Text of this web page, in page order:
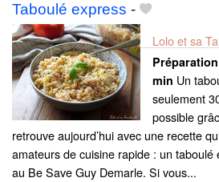
Taboulé express -
Lolo et sa
min Un
seulement
possible
retrouve aujourd’hui avec une recette
amateurs de cuisine rapide : un
au Be Save Guy Demarle. Si vous...